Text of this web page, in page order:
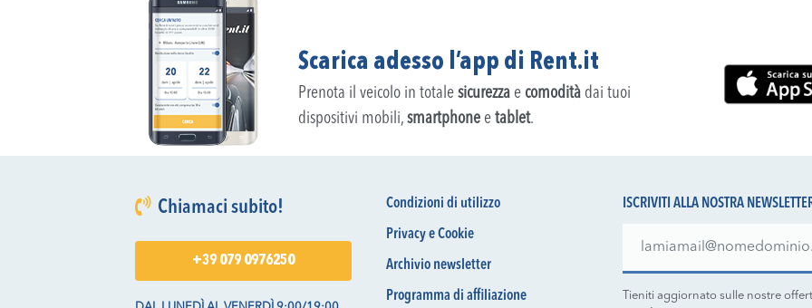
Scarica adesso l’app di Rent.it
Prenota il veicolo in totale sicurezzae comoditàdai tuoi
dispositivi mobili, smartphonee tablet.
Chiamaci subito!
+39 079 0976250
Condizioni di utilizzo
Privacy e Cookie
Archivio newsletter
Programma di affiliazione
ISCRIVITI ALLA NOSTRA
Tieniti aggiornato sulle nostre